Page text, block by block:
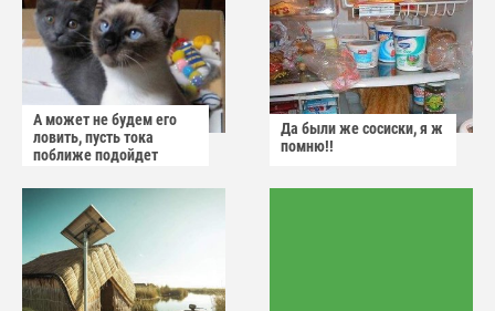
А может не будем его
ловить, пусть тока
поближе подойдет
Да были же сосиски, я ж
помню!!